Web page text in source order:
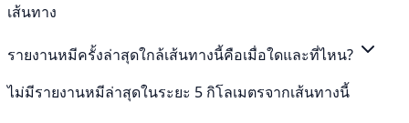
เส้นทาง
รายงานหมีครั้งล่าสุดใกล้เส้นทางนี้คือเมื่อใดและที่ไหน?
ไม่มีรายงานหมีล่าสุดในระยะ 5 กิโลเมตรจากเส้นทางนี้